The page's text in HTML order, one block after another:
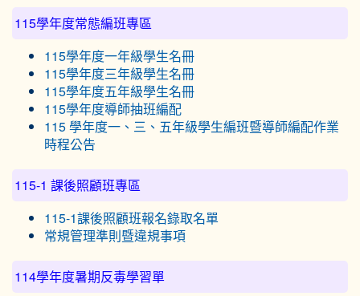
115學年度常態編班專區
115學年度一年級學生名冊
115學年度三年級學生名冊
115學年度五年級學生名冊
115學年度導師抽班編配
115 學年度一、三、五年級學生編班暨導師編配作業
時程公告
115-1 課後照顧班專區
115-1課後照顧班報名錄取名單
常規管理準則暨違規事項
114學年度暑期反毒學習單